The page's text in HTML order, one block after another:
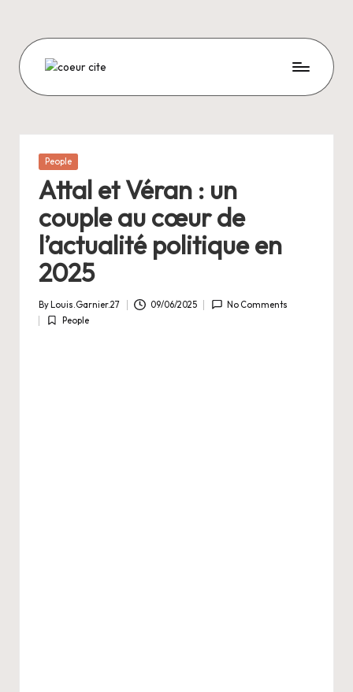
content
C
E
U
R
C
I
T
E
Posted
People
Attal et Véran : un
couple au cœur de
l’actualité politique en
2025
Posted
by
By Louis.Garnier.27 09/06/2025 No Comments
Posted
People